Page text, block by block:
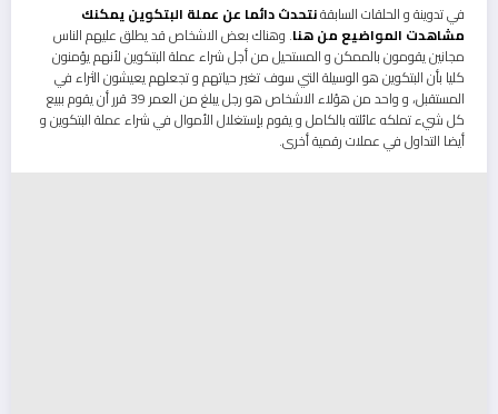
في تدوينة و الحلقات السابقةنتحدث دائما عن عملة البتكوين يمكنك
مشاهدت المواضيع من هنا. وهناك بعض الاشخاص قد يطلق عليهم الناس
مجانين يقومون بالممكن و المستحيل من أجل شراء عملة البتكوين لأنهم يؤمنون
كليا بأن البتكوين هو الوسيلة التي سوف تغير حياتهم و تجعلهم يعيشون الثراء في
المستقبل، و واحد من هؤلاء الاشخاص هو رجل يبلغ من العمر 39 قرر أن يقوم ببيع
كل شيء تملكه عائلته بالكامل و يقوم بإستغلال الأموال في شراء عملة البتكوين و
أيضا التداول في عملات رقمية أخرى.